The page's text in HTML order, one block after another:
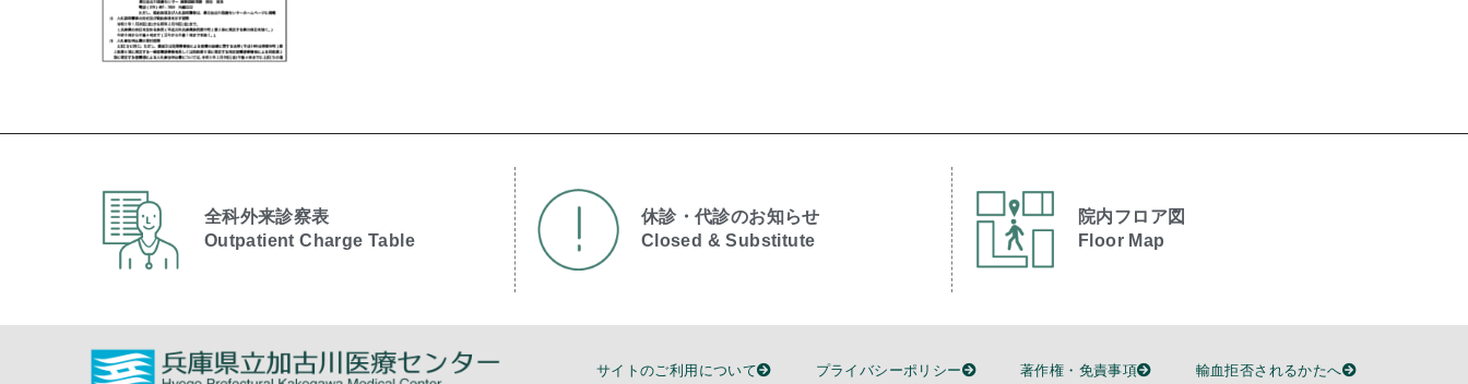
全科外来診察表
Outpatient Charge Table​
休診・代診のお知らせ
Closed & Substitute​
院内フロア図
Floor Map
サイトのご利用について プライバシーポリシー 著作権・免責事項 輸血拒否されるかたへ